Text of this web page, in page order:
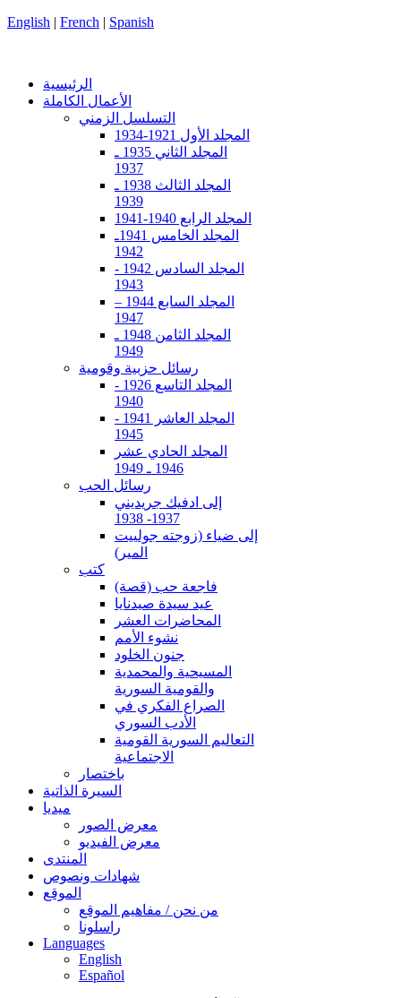
English | French | Spanish
الرئيسية
الأعمال الكاملة
التسلسل الزمني
المجلد الأول 1921-1934
المجلد الثاني 1935 ـ
1937
المجلد الثالث 1938 ـ
1939
المجلد الرابع 1940-1941
المجلد الخامس 1941ـ
1942
المجلد السادس 1942 -
1943
المجلد السابع 1944 –
1947
المجلد الثامن 1948 ـ
1949
رسائل حزبية وقومية
المجلد التاسع 1926 -
1940
المجلد العاشر 1941 -
1945
المجلد الحادي عشر
1946 ـ 1949
رسائل الحب
إلى ادفيك جريديني
1937- 1938
إلى ضياء (زوجته جولييت
المير)
كتب
فاجعة حب (قصة)
عيد سيدة صيدنايا
المحاضرات العشر
نشوء الأمم
جنون الخلود
المسيحية والمحمدية
والقومية السورية
الصراع الفكري في
الأدب السوري
التعاليم السورية القومية
الاجتماعية
باختصار
السيرة الذاتية
ميديا
معرض الصور
معرض الفيديو
المنتدى
شهادات ونصوص
الموقع
من نحن / مفاهيم الموقع
راسلونا
Languages
English
Español